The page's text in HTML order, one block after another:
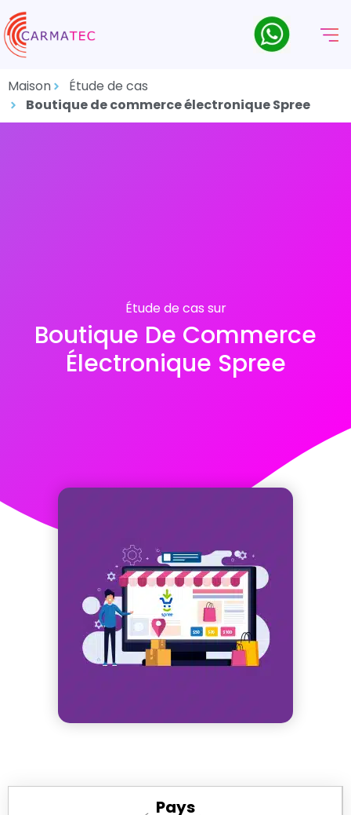
Maison
Étude de cas
Boutique de commerce électronique Spree
Étude de cas sur
Boutique De Commerce
Électronique Spree
Pays